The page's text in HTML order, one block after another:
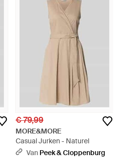
€ 79,99
MORE&MORE
Casual Jurken - Naturel
Van Peek & Cloppenburg